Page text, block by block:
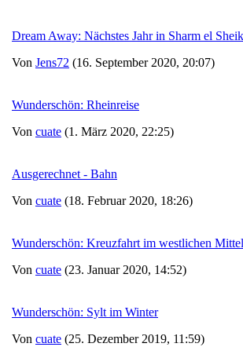
Dream Away: Nächstes Jahr in Sharm el
Von Jens72 (16. September 2020, 20:07)
Wunderschön: Rheinreise
Von cuate (1. März 2020, 22:25)
Ausgerechnet - Bahn
Von cuate (18. Februar 2020, 18:26)
Wunderschön: Kreuzfahrt im westlichen
Von cuate (23. Januar 2020, 14:52)
Wunderschön: Sylt im Winter
Von cuate (25. Dezember 2019, 11:59)